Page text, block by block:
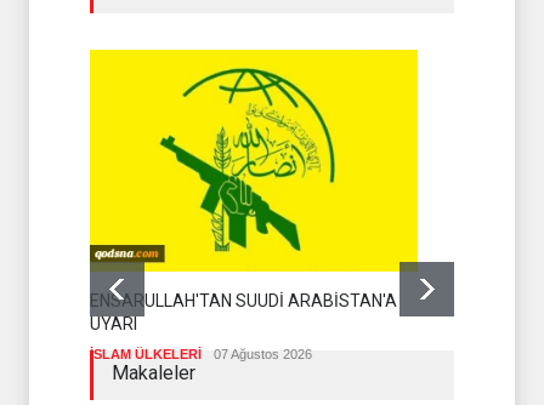
ENSARULLAH'TAN SUUDİ ARABİSTAN'A
UYARI
İSLAM ÜLKELERİ 07 Ağustos 2026
Makaleler